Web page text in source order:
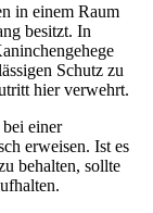
in einem Raum
besitzt. In
Schutz zu
hier verwehrt.
einer
erweisen. Ist es
behalten, sollte